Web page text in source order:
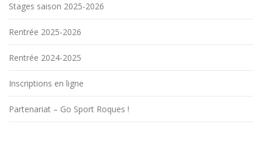
Stages saison 2025-2026
Rentrée 2025-2026
Rentrée 2024-2025
Inscriptions en ligne
Partenariat – Go Sport Roques !